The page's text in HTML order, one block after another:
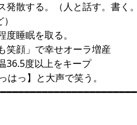
発散する。（人と話す。書く
度睡眠を取る。
笑顔」で幸せオーラ増産
36.5度以上をキープ
はっ】と大声で笑う。